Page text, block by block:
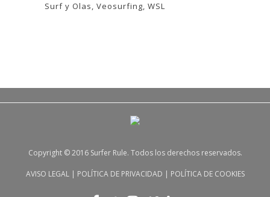
Surf y Olas Veosurfing WSL
Copyright © 2016 Surfer Rule. Todos los derechos reservados.
AVISO LEGAL| POLÍTICA DE PRIVACIDAD | POLÍTICA DE COOKIES